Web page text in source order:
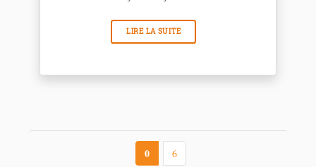
LIRE LA SUITE
0 6